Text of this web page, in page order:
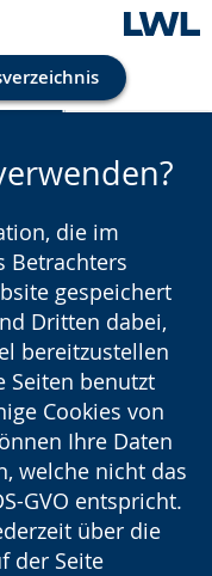
die im
Betrachters
gespeichert
Dritten dabei,
bereitzustellen
Seiten benutzt
Cookies von
Ihre Daten
welche nicht das
GVO entspricht.
über die
der Seite